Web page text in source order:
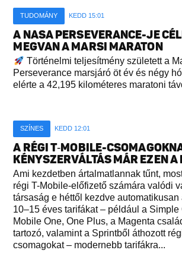
TUDOMÁNY KEDD 15:01
A NASA PERSEVERANCE-JE
MEGVAN A MARSI MARATON
Történelmi teljesítmény született a
Perseverance marsjáró öt év és négy
elérte a 42,195 kilométeres maratoni
SZÍNES KEDD 12:01
A RÉGI T‑MOBILE-
KÉNYSZERVÁLTÁS MÁR EZEN A
Ami kezdetben ártalmatlannak tűnt,
régi T-Mobile-előfizető számára valódi
társaság e héttől kezdve automatikusan
10–15 éves tarifákat – például a Simple
Mobile One, One Plus, a Magenta
tartozó, valamint a Sprintből áthozott
csomagokat – modernebb tarifákra...